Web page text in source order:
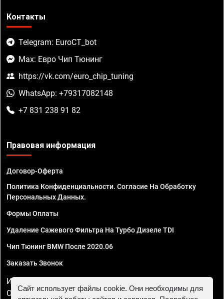
Контакты
Telegram: EuroCT_bot
Max: Евро Чип Тюнинг
https://vk.com/euro_chip_tuning
WhatsApp: +79317082148
+7 831 238 91 82
Правовая информация
Договор-Оферта
Политика Конфиденциальности. Согласие На Обработку
Персональных Данных.
Формы Оплаты
Удаление Сажевого Фильтра На Турбо Дизеле TDI
Чип Тюнинг BMW После 2020.06
Заказать Звонок
ИП Смирнов Георгий Павлович. ИНН 781302555843,
ОГРНИП 324470400032610
Сайт использует файлы cookie. Они необходимы для